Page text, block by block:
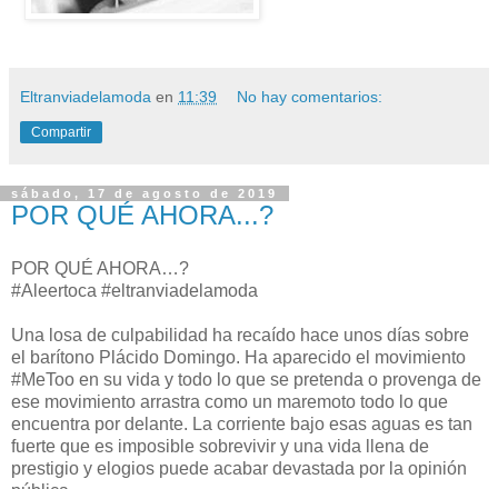
Eltranviadelamoda en 11:39 No hay comentarios:
Compartir
sábado, 17 de agosto de 2019
POR QUÉ AHORA...?
POR QUÉ AHORA…?
#Aleertoca #eltranviadelamoda
Una losa de culpabilidad ha recaído hace unos días sobre
el barítono Plácido Domingo. Ha aparecido el movimiento
#MeToo en su vida y todo lo que se pretenda o provenga de
ese movimiento arrastra como un maremoto todo lo que
encuentra por delante. La corriente bajo esas aguas es tan
fuerte que es imposible sobrevivir y una vida llena de
prestigio y elogios puede acabar devastada por la opinión